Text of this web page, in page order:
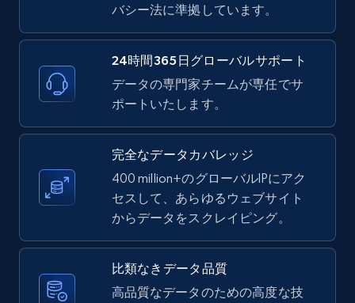
11.3K+ 1.5K+ 無料トライアル
LinkedIn posts - Discover new posts
company URL
URL, ID, User id, Use url, Title, Headline, Post
text, Date posted, and more.
1.5K+ 無料トライアル
X (formerly Twitter) - Posts
バシー法に準拠しています。
24時間365日グローバルサポート
データの専門家チームが専任でサ
ポートいたします。
完全なデータカバレッジ
400 million+のグローバルIPにアク
セスして、あらゆるウェブサイト
からデータをスクレイピング。
比類なきデータ品質
高品質なデータのための高度な技